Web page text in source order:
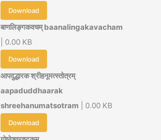
Download
बाणलिङ्गकवचम् baanalingakavacham
| 0.00 KB
Download
आपदुद्धारक श्रीहनूमत्स्तोत्रम्
aapaduddhaarak
shreehanumatsotram | 0.00 KB
Download